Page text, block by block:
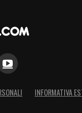
INFORMATIVA